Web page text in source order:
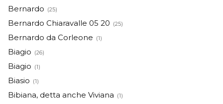
Bernardo (25)
Bernardo Chiaravalle 05 20 (25)
Bernardo da Corleone (1)
Biagio (26)
Biagio (1)
Biasio (1)
Bibiana, detta anche Viviana (1)